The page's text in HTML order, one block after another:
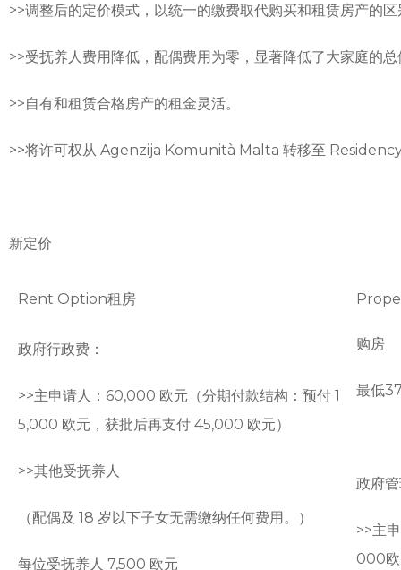
>>调整后的定价模式，以统一的缴费取代购买和租赁房产的区
>>受抚养人费用降低，配偶费用为零，显著降低了大家庭的
>>自有和租赁合格房产的租金灵活。
>>将许可权从 Agenzija Komunità Malta 转移至
新定价
Rent Option租房
政府行政费：
>>主申请人：60,000 欧元（分期付款结构：预付 1
5,000 欧元，获批后再支付 45,000 欧元）
>>其他受抚养人
（配偶及 18 岁以下子女无需缴纳任何费用。）
每位受抚养人 7,500 欧元
购房
最低
政府
>>主
000欧